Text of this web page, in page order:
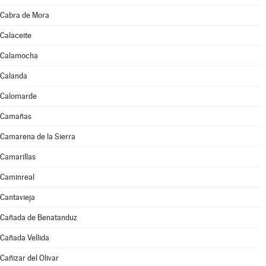
Cabra de Mora
Calaceite
Calamocha
Calanda
Calomarde
Camañas
Camarena de la Sierra
Camarillas
Caminreal
Cantavieja
Cañada de Benatanduz
Cañada Vellida
Cañizar del Olivar